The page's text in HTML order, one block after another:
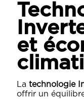
et
La technologie
offrir un